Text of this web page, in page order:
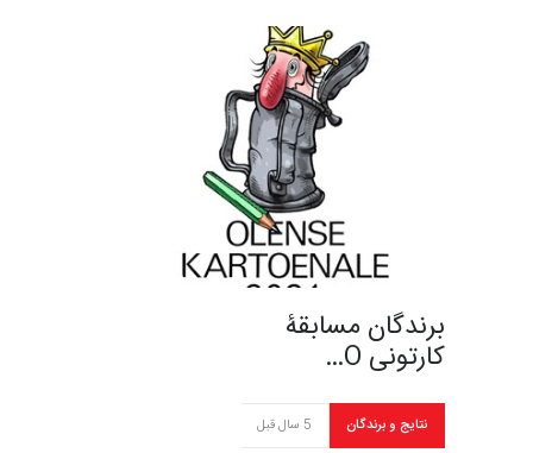
برندگان مسابقۀ
کارتونی O…
نتایج و برندگان 5 سال قبل